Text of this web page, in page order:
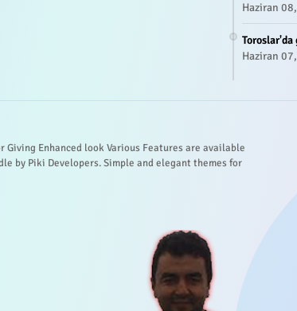
Haziran
Haziran
Giving Enhanced look Various Features are available
by Piki Developers. Simple and elegant themes for